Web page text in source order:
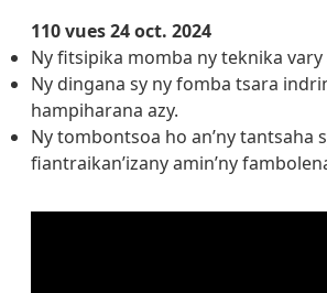
110 vues24 oct. 2024
Ny fitsipika momba ny teknika vary
Ny dingana sy ny fomba tsara
hampiharana azy.
Ny tombontsoa ho an’ny tantsaha
fiantraikan’izany amin’ny